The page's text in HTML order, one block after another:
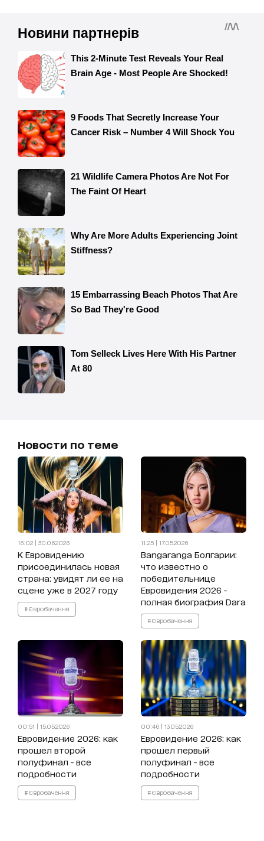
Новости по теме
16:02 | 30.06.2026
К Евровидению
присоединилась новая
страна: увидят ли ее на
сцене уже в 2027 году
#Євробачення
11:25 | 17.05.2026
Bangaranga Болгарии:
что известно о
победительнице
Евровидения 2026 -
полная биография Dara
#Євробачення
00:51 | 15.05.2026
Евровидение 2026: как
прошел второй
полуфинал - все
подробности
#Євробачення
00:46 | 13.05.2026
Евровидение 2026: как
прошел первый
полуфинал - все
подробности
#Євробачення